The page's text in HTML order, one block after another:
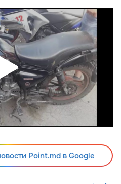
Point.md в Google